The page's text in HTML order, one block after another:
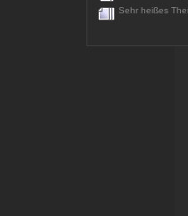
Sehr heißes